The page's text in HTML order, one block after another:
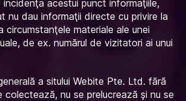
incidenţa acestui punct informaţiile,
nu dau informaţii directe cu privire la
circumstanţele materiale ale unei
de ex. numărul de vizitatori ai unui
a sitului Webite Pte. Ltd. fără
colectează, nu se prelucrează şi nu se